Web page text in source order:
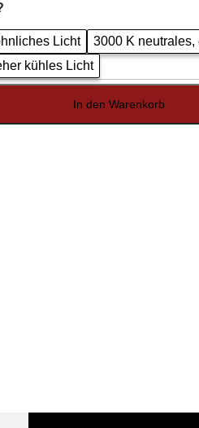
Licht
3000 K
kühles Licht
In den Warenkorb